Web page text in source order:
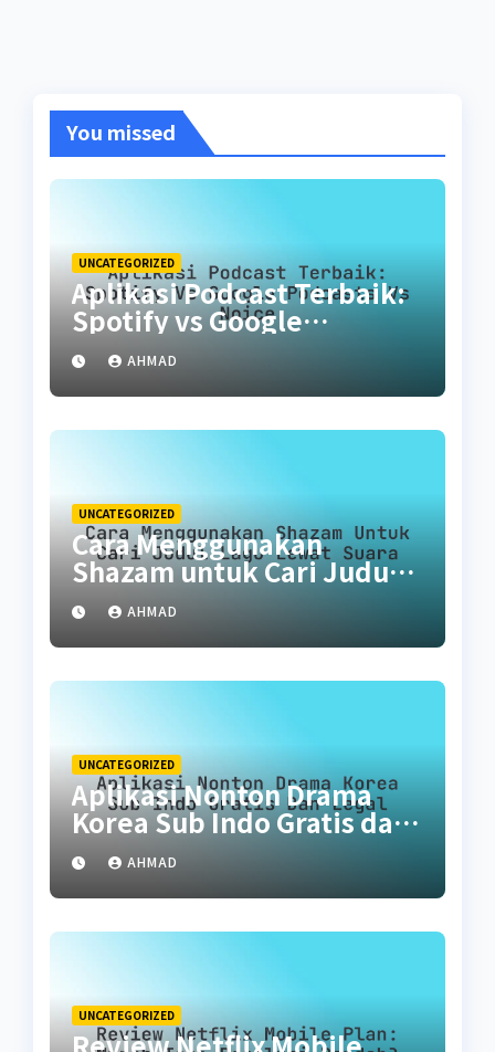
You missed
UNCATEGORIZED
Aplikasi Podcast Terbaik:
Spotify vs Google
Podcasts vs Noice
AHMAD
UNCATEGORIZED
Cara Menggunakan
Shazam untuk Cari Judul
Lagu Lewat Suara
AHMAD
UNCATEGORIZED
Aplikasi Nonton Drama
Korea Sub Indo Gratis dan
LegalAHMAD
UNCATEGORIZED